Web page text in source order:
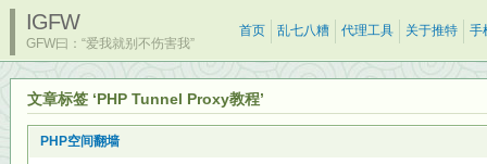
IGFW
GFW曰：“爱我就别不伤害我”
首页 乱七八糟 代理工具 关于推特 手
文章标签 ‘PHP Tunnel Proxy教程’
PHP空间翻墙